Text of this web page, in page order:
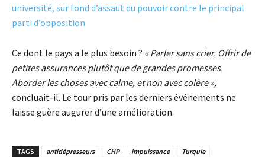
université, sur fond d’assaut du pouvoir contre le principal
parti d’opposition
Ce dont le pays a le plus besoin ? « Parler sans crier. Offrir de
petites assurances plutôt que de grandes promesses.
Aborder les choses avec calme, et non avec colère »,
concluait-il. Le tour pris par les derniers événements ne
laisse guère augurer d’une amélioration.
TAGS antidépresseurs CHP impuissance Turquie